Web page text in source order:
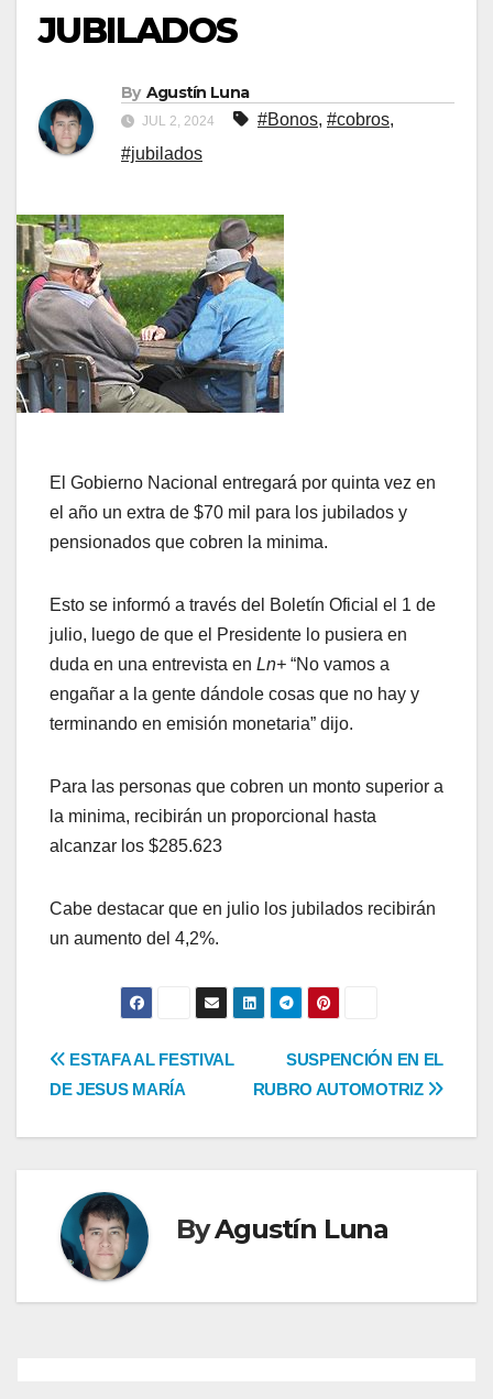
JUBILADOS
By Agustín Luna
JUL 2, 2024 #Bonos, #cobros,
#jubilados
El Gobierno Nacional entregará por quinta vez en
el año un extra de $70 mil para los jubilados y
pensionados que cobren la minima.
Esto se informó a través del Boletín Oficial el 1 de
julio, luego de que el Presidente lo pusiera en
duda en una entrevista en Ln+ “No vamos a
engañar a la gente dándole cosas que no hay y
terminando en emisión monetaria” dijo.
Para las personas que cobren un monto superior a
la minima, recibirán un proporcional hasta
alcanzar los $285.623
Cabe destacar que en julio los jubilados recibirán
un aumento del 4,2%.
Navegación
SUSPENCIÓN EN EL
RUBRO AUTOMOTRIZ
ESTAFA AL FESTIVAL
DE JESUS MARÍA
ByAgustín Luna